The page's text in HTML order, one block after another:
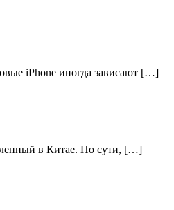
iPhone иногда зависают […]
в Китае. По сути, […]